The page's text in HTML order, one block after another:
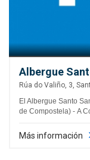
Albergue
Rúa do Valiño, 3,
El Albergue Santo
de Compostela) - A
Más información